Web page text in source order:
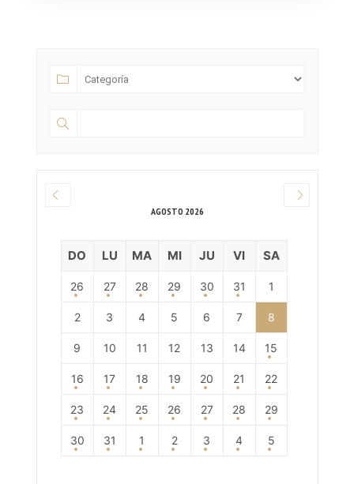
AGOSTO 2026
DO LU MA MI JU VI SA
26 27 28 29 30 31 1
2 3 4 5 6 7 8
9 10 11 12 13 14 15
16 17 18 19 20 21 22
23 24 25 26 27 28 29
30 31 1 2 3 4 5